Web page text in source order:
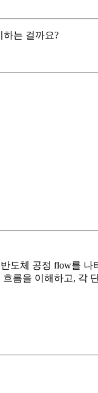
하는 걸까요?
도체 공정 flow를
름을 이해하고, 각